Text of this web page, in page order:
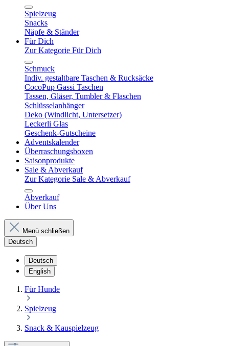
Spielzeug
Snacks
Näpfe & Ständer
Für Dich
Zur Kategorie Für Dich
Schmuck
Indiv. gestaltbare Taschen & Rucksäcke
CocoPup Gassi Taschen
Tassen, Gläser, Tumbler & Flaschen
Schlüsselanhänger
Deko (Windlicht, Untersetzer)
Leckerli Glas
Geschenk-Gutscheine
Adventskalender
Überraschungsboxen
Saisonprodukte
Sale & Abverkauf
Zur Kategorie Sale & Abverkauf
Abverkauf
Über Uns
Menü schließen
Deutsch
Deutsch
English
Für Hunde
Spielzeug
Snack & Kauspielzeug